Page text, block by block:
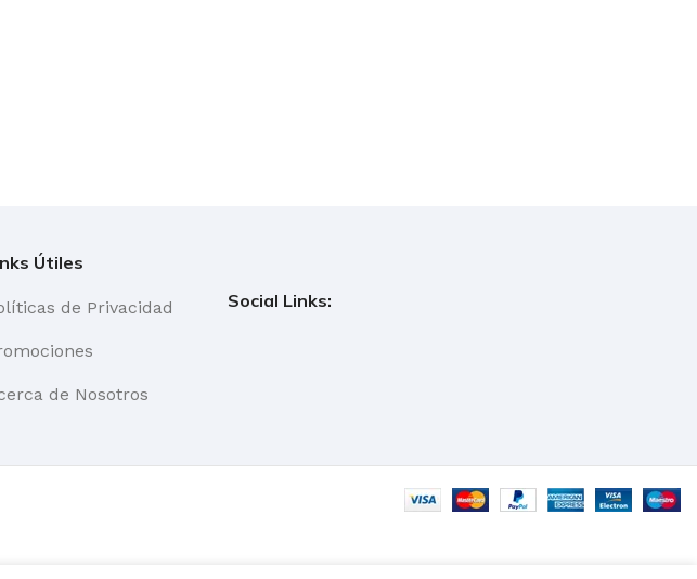
Útiles
de Privacidad
de Nosotros
Social Links: